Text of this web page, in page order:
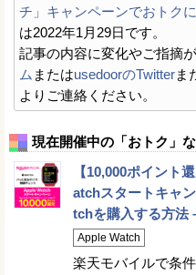
チ」キャンペーンでおトク
は2022年1月29日です。
記事の内容に変化やご指摘
ム またはusedoorのTwitterま
よりご連絡ください。
現在開催中の「おトク」
【10,000ポイント
atchスタートキャ
tchを購入する方法
Apple Watch
楽天モバイルで条